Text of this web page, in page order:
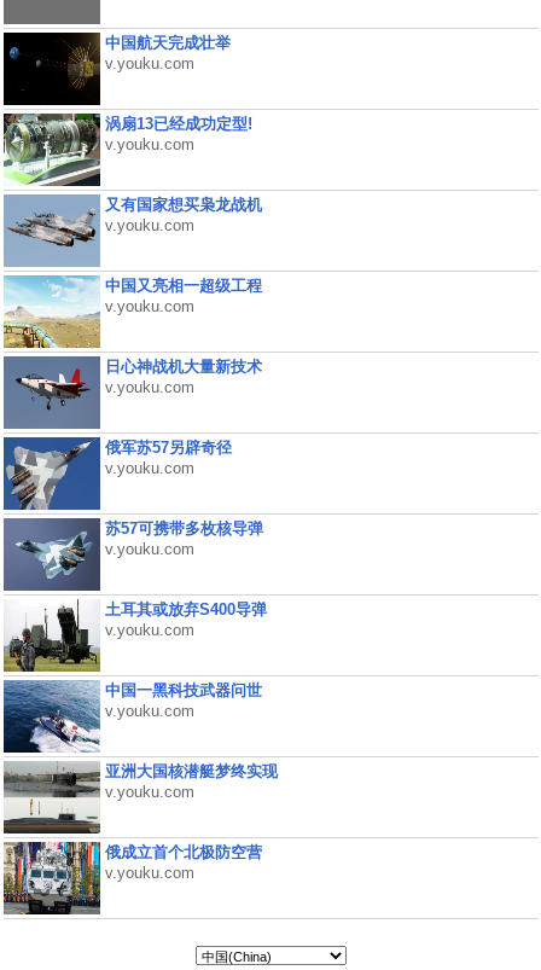
中国航天完成壮举
v.youku.com
涡扇13已经成功定型!
v.youku.com
又有国家想买枭龙战机
v.youku.com
中国又亮相一超级工程
v.youku.com
日心神战机大量新技术
v.youku.com
俄军苏57另辟奇径
v.youku.com
苏57可携带多枚核导弹
v.youku.com
土耳其或放弃S400导弹
v.youku.com
中国一黑科技武器问世
v.youku.com
亚洲大国核潜艇梦终实现
v.youku.com
俄成立首个北极防空营
v.youku.com